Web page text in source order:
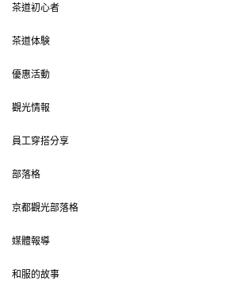
茶道初心者
茶道体験
優惠活動
觀光情報
員工穿搭分享
部落格
京都觀光部落格
媒體報導
和服的故事